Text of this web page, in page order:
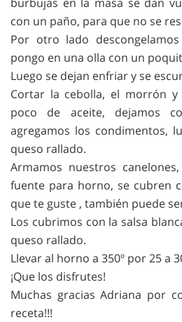
con un paño, para que no se
Por otro lado
pongo en una olla con un
Luego se dejan enfriar y se
Cortar la cebolla, el morrón
poco de aceite, dejamos
agregamos los condimentos,
queso rallado.
Armamos nuestros
fuente para horno, se cubren
que te guste , también puede
Los cubrimos con la salsa
queso rallado.
Llevar al horno a 350º por 25 a
¡Que los disfrutes!
Muchas gracias Adriana por
receta!!!